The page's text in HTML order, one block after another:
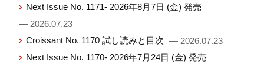
Next Issue No. 1171- 2026年8月7日 (金) 発売
— 2026.07.23
Croissant No. 1170 試し読みと目次 — 2026.07.23
Next Issue No. 1170- 2026年7月24日 (金) 発売